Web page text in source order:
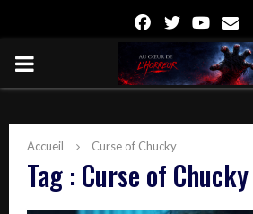
FacebookTwitter
PRIMARY
Accueil Curse of Chucky
Tag : Curse of Chucky